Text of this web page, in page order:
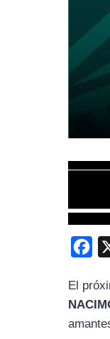
c
e
b
El